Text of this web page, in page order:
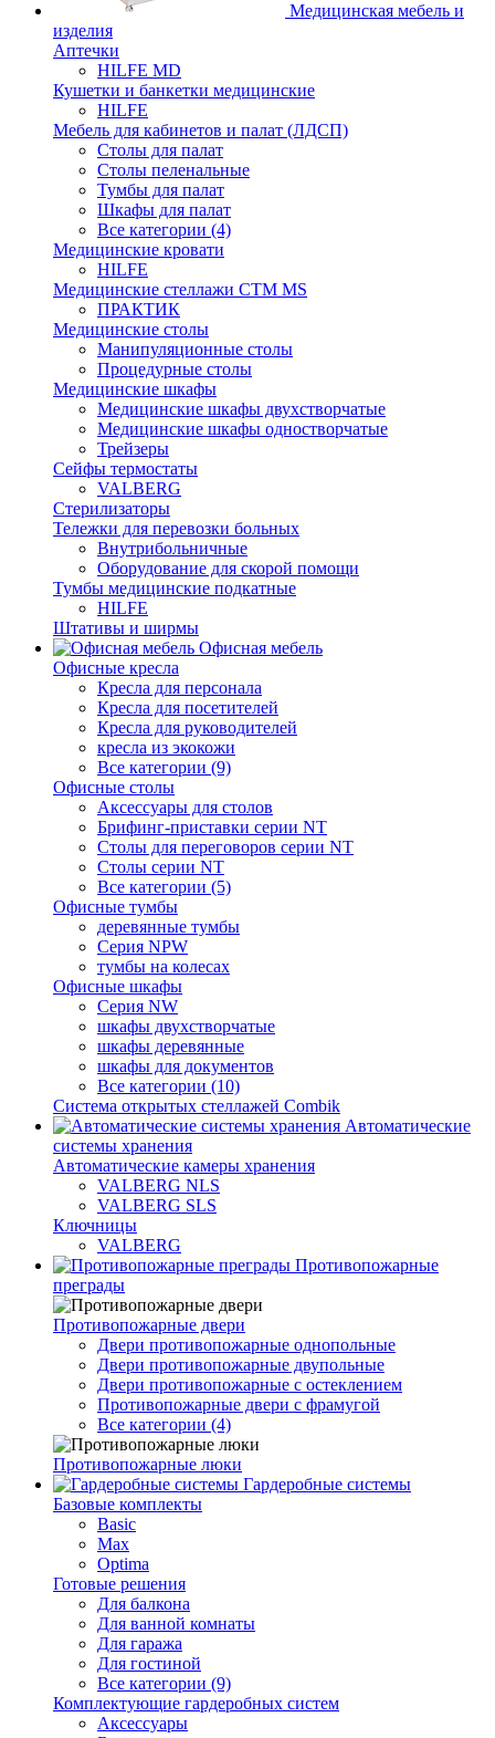
Медицинская мебель и
изделия
Аптечки
HILFE MD
Кушетки и банкетки медицинские
HILFE
Мебель для кабинетов и палат (ЛДСП)
Столы для палат
Столы пеленальные
Тумбы для палат
Шкафы для палат
Все категории (4)
Медицинские кровати
HILFE
Медицинские стеллажи CTM MS
ПРАКТИК
Медицинские столы
Манипуляционные столы
Процедурные столы
Медицинские шкафы
Медицинские шкафы двухстворчатые
Медицинские шкафы одностворчатые
Трейзеры
Сейфы термостаты
VALBERG
Стерилизаторы
Тележки для перевозки больных
Внутрибольничные
Оборудование для скорой помощи
Тумбы медицинские подкатные
HILFE
Штативы и ширмы
Офисная мебель
Офисные кресла
Кресла для персонала
Кресла для посетителей
Кресла для руководителей
кресла из экокожи
Все категории (9)
Офисные столы
Аксессуары для столов
Брифинг-приставки серии NT
Столы для переговоров серии NT
Столы серии NT
Все категории (5)
Офисные тумбы
деревянные тумбы
Серия NPW
тумбы на колесах
Офисные шкафы
Серия NW
шкафы двухстворчатые
шкафы деревянные
шкафы для документов
Все категории (10)
Система открытых стеллажей Combik
Автоматические
системы хранения
Автоматические камеры хранения
VALBERG NLS
VALBERG SLS
Ключницы
VALBERG
Противопожарные
преграды
Противопожарные двери
Двери противопожарные однопольные
Двери противопожарные двупольные
Двери противопожарные с остеклением
Противопожарные двери с фрамугой
Все категории (4)
Противопожарные люки
Гардеробные системы
Базовые комплекты
Basic
Max
Optima
Готовые решения
Для балкона
Для ванной комнаты
Для гаража
Для гостиной
Все категории (9)
Комплектующие гардеробных систем
Аксессуары